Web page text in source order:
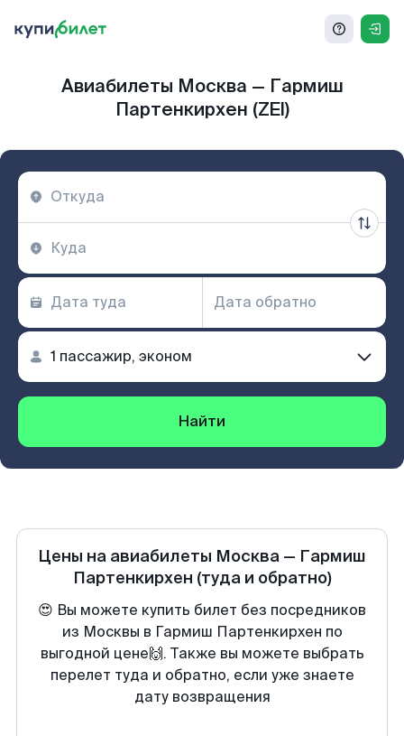
Авиабилеты Москва — Гармиш
Партенкирхен (ZEI)
Найти
Цены на авиабилеты Москва — Гармиш
Партенкирхен (туда и обратно)
😍 Вы можете купить билет без посредников
из Москвы в Гармиш Партенкирхен по
выгодной цене🙌. Также вы можете выбрать
перелет туда и обратно, если уже знаете
дату возвращения